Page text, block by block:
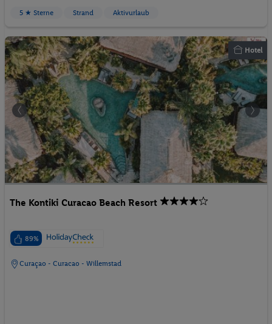
5 ★ Sterne Strand Aktivurlaub
Hotel
The Kontiki Curacao Beach Resort
89%
Curaçao - Curacao - Willemstad